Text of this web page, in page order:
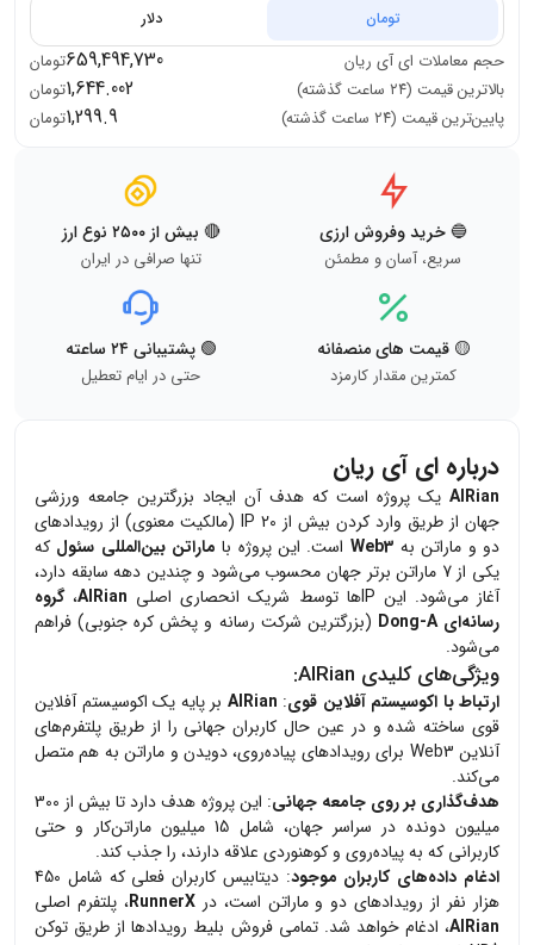
تومان دلار
حجم معاملات ای آی ریان 659,494,730تومان
بالاترین قیمت (۲۴ ساعت گذشته)
1,644.002تومان
پایین‌ترین قیمت (۲۴ ساعت گذشته)
1,299.9تومان
🔵 خرید وفروش ارزی
سریع، آسان و مطمئن
🔴 بیش از ۲۵۰۰ نوع ارز
تنها صرافی در ایران
🟡 قیمت های منصفانه
کمترین مقدار کارمزد
🟢 پشتیبانی ۲۴ ساعته
حتی در ایام تعطیل
درباره ای آی ریان
AIRian یک پروژه است که هدف آن ایجاد بزرگترین جامعه ورزشی
جهان از طریق وارد کردن بیش از 20 IP (مالکیت معنوی) از رویدادهای
دو و ماراتن به Web3 است. این پروژه با ماراتن بین‌المللی سئول که
یکی از 7 ماراتن برتر جهان محسوب می‌شود و چندین دهه سابقه دارد،
آغاز می‌شود. این IPها توسط شریک انحصاری اصلی
AIRian،گروه
رسانه‌ای Dong-A
(بزرگترین شرکت رسانه و پخش کره جنوبی) فراهم
می‌شود.
ویژگی‌های کلیدی AIRian
:
ارتباط با اکوسیستم آفلاین قوی:
AIRian بر پایه یک اکوسیستم آفلاین
قوی ساخته شده و در عین حال کاربران جهانی را از طریق پلتفرم‌های
آنلاین Web3 برای رویدادهای پیاده‌روی، دویدن و ماراتن به هم متصل
می‌کند.
هدف‌گذاری بر روی جامعه جهانی
: این پروژه هدف دارد تا بیش از 300
میلیون دونده در سراسر جهان، شامل 15 میلیون ماراتن‌کار و حتی
کاربرانی که به پیاده‌روی و کوهنوردی علاقه دارند، را جذب کند.
ادغام داده‌های کاربران موجود
: دیتابیس کاربران فعلی که شامل 450
هزار نفر از رویدادهای دو و ماراتن است، درRunnerX، پلتفرم اصلی
AIRian، ادغام خواهد شد. تمامی فروش بلیط رویدادها از طریق توکن